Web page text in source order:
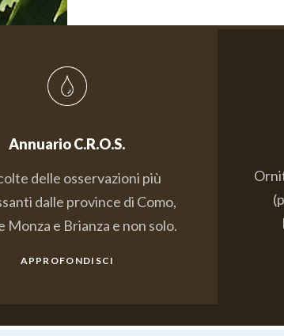
Annuario C.R.O.S.
delle osservazioni più
dalle province di Como,
Monza e Brianza e non solo.
APPROFONDISCI